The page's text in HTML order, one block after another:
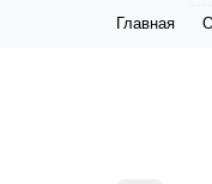
Главная